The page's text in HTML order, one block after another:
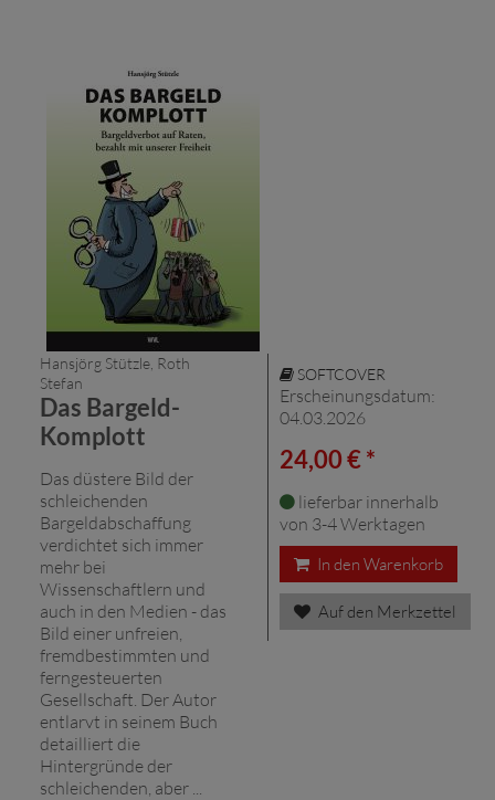
Hansjörg Stützle, Roth
Stefan
Das Bargeld-
Komplott
Das düstere Bild der
schleichenden
Bargeldabschaffung
verdichtet sich immer
mehr bei
Wissenschaftlern und
auch in den Medien - das
Bild einer unfreien,
fremdbestimmten und
ferngesteuerten
Gesellschaft. Der Autor
entlarvt in seinem Buch
detailliert die
Hintergründe der
schleichenden, aber ...
SOFTCOVER
Erscheinungsdatum:
04.03.2026
24,00 € *
lieferbar innerhalb
von 3-4 Werktagen
In den Warenkorb
Auf den Merkzettel